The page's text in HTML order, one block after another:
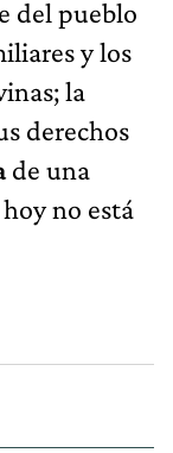
del pueblo
y los
la
derechos
de una
no está